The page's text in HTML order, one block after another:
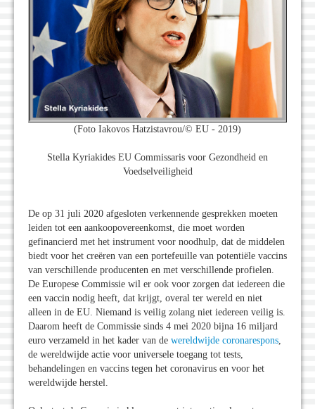
(Foto Iakovos Hatzistavrou/© EU - 2019)
Stella Kyriakides EU Commissaris voor Gezondheid en
Voedselveiligheid
De op 31 juli 2020 afgesloten verkennende gesprekken moeten
leiden tot een aankoopovereenkomst, die moet worden
gefinancierd met het instrument voor noodhulp, dat de middelen
biedt voor het creëren van een portefeuille van potentiële vaccins
van verschillende producenten en met verschillende profielen.
De Europese Commissie wil er ook voor zorgen dat iedereen die
een vaccin nodig heeft, dat krijgt, overal ter wereld en niet
alleen in de EU. Niemand is veilig zolang niet iedereen veilig is.
Daarom heeft de Commissie sinds 4 mei 2020 bijna 16 miljard
euro verzameld in het kader van de wereldwijde coronarespons
de wereldwijde actie voor universele toegang tot tests,
behandelingen en vaccins tegen het coronavirus en voor het
wereldwijde herstel.